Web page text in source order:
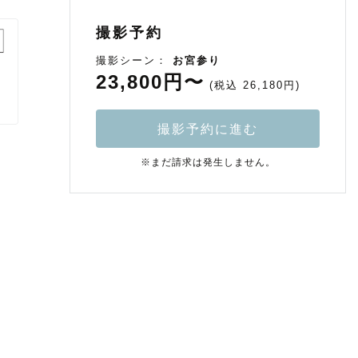
撮影予約
撮影シーン： お宮参り
23,800円〜 (税込 26,180円)
撮影予約に進む
※まだ請求は発生しません。